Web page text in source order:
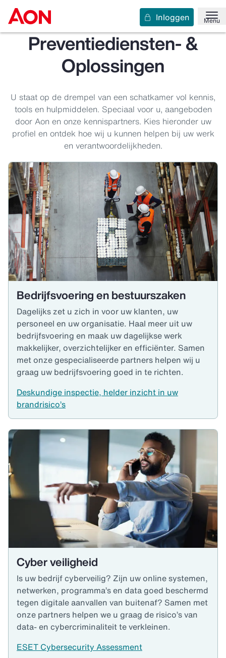
Menu
Inloggen
Preventiediensten- &
Oplossingen
U staat op de drempel van een schatkamer vol kennis,
tools en hulpmiddelen. Speciaal voor u, aangeboden
door Aon en onze kennispartners. Kies hieronder uw
profiel en ontdek hoe wij u kunnen helpen bij uw werk
en verantwoordelijkheden.
Bedrijfsvoering en bestuurszaken
Dagelijks zet u zich in voor uw klanten, uw
personeel en uw organisatie. Haal meer uit uw
bedrijfsvoering en maak uw dagelijkse werk
makkelijker, overzichtelijker en efficiënter. Samen
met onze gespecialiseerde partners helpen wij u
graag uw bedrijfsvoering goed in te richten.
Deskundige inspectie, helder inzicht in uw
brandrisico’s
Cyber veiligheid
Is uw bedrijf cyberveilig? Zijn uw online systemen,
netwerken, programma’s en data goed beschermd
tegen digitale aanvallen van buitenaf? Samen met
onze partners helpen we u graag de risico’s van
data- en cybercriminaliteit te verkleinen.
ESET Cybersecurity Assessment